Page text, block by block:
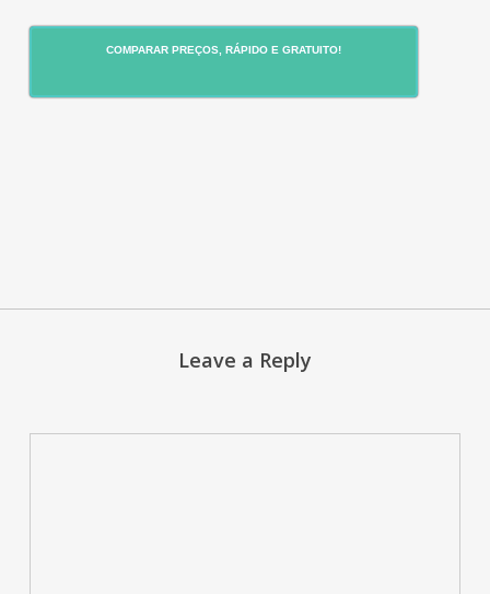
COMPARAR PREÇOS, RÁPIDO E GRATUITO!
Leave a Reply